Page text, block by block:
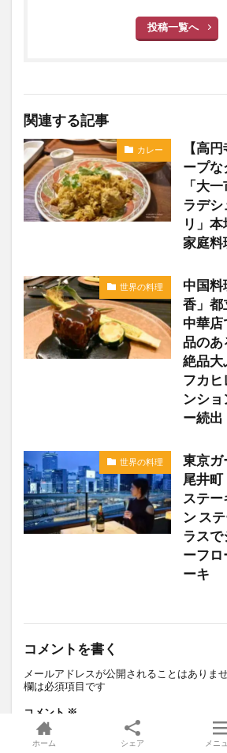
投稿一覧へ
関連する記事
カレー
【高
ープな
「大
ラデシ
リ」
家庭料
世界の料理
中国料
香」都
中華店
品のあ
絶品
フカ
ンシ
ー続出
世界の料理
東京ガ
尾井
ステー
ン ス
ラスで
ーフロ
ーキ
コメントを書く
メールアドレスが公開されることはありませ
欄は必須項目です
コメント ※
ホーム シェア メニ